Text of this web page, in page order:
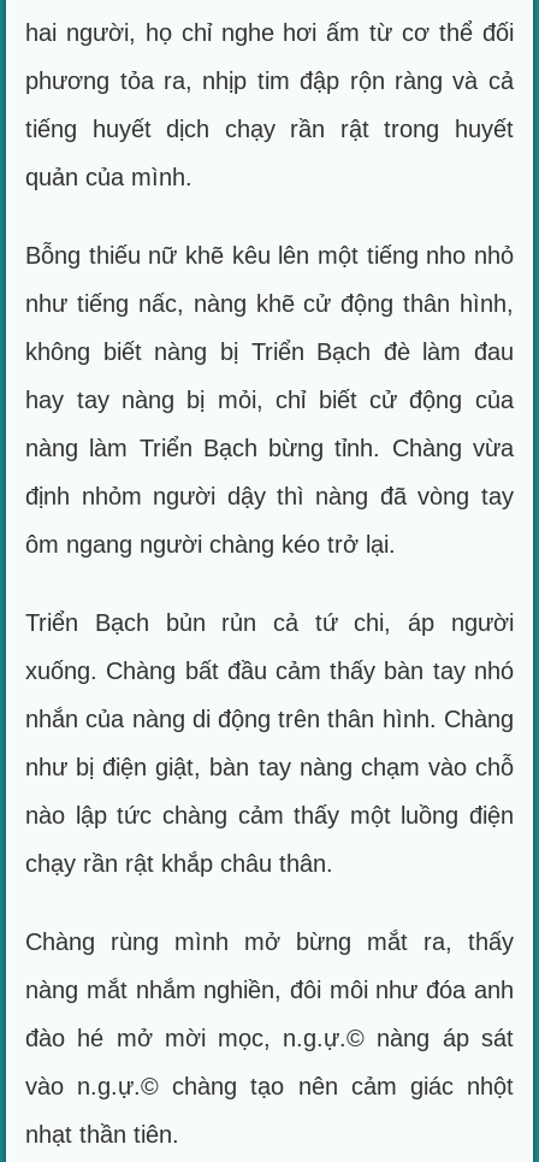
hai người, họ chỉ nghe hơi ấm từ cơ thể đối
phương tỏa ra, nhịp tim đập rộn ràng và cả
tiếng huyết dịch chạy rần rật trong huyết
quản của mình.
Bỗng thiếu nữ khẽ kêu lên một tiếng nho nhỏ
như tiếng nấc, nàng khẽ cử động thân hình,
không biết nàng bị Triển Bạch đè làm đau
hay tay nàng bị mỏi, chỉ biết cử động của
nàng làm Triển Bạch bừng tỉnh. Chàng vừa
định nhỏm người dậy thì nàng đã vòng tay
ôm ngang người chàng kéo trở lại.
Triển Bạch bủn rủn cả tứ chi, áp người
xuống. Chàng bất đầu cảm thấy bàn tay nhó
nhắn của nàng di động trên thân hình. Chàng
như bị điện giật, bàn tay nàng chạm vào chỗ
nào lập tức chàng cảm thấy một luồng điện
chạy rần rật khắp châu thân.
Chàng rùng mình mở bừng mắt ra, thấy
nàng mắt nhắm nghiền, đôi môi như đóa anh
đào hé mở mời mọc, n.g.ự.© nàng áp sát
vào n.g.ự.© chàng tạo nên cảm giác nhột
nhạt thần tiên.